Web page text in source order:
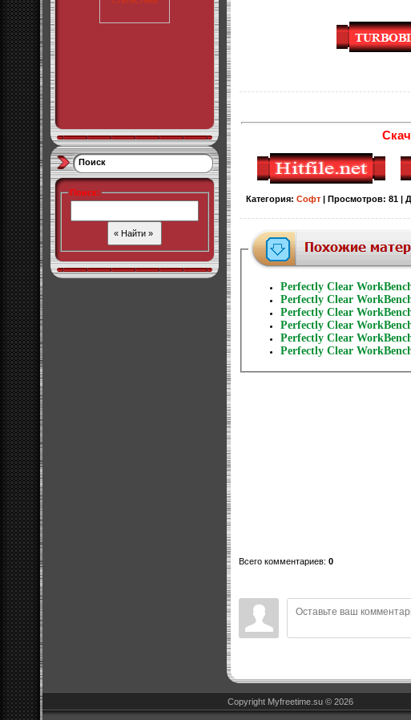
Поиск
Поиск:
Категория: Софт Просмотров: 81
Perfectly Clear
Perfectly Clear
Perfectly Clear
Perfectly Clear
Perfectly Clear
Perfectly Clear
Всего комментариев: 0
Copyright Myfreetime.su © 2026